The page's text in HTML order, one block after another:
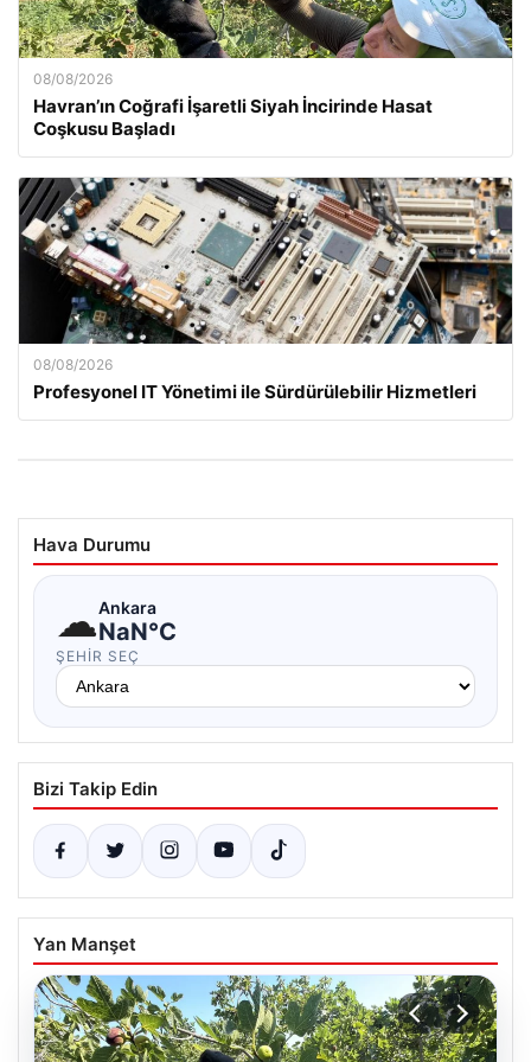
08/08/2026
Havran’ın Coğrafi İşaretli Siyah İncirinde Hasat
Coşkusu Başladı
08/08/2026
Profesyonel IT Yönetimi ile Sürdürülebilir Hizmetleri
Hava Durumu
☁Ankara
NaN°C
ŞEHIR SEÇ
Bizi Takip Edin
Yan Manşet